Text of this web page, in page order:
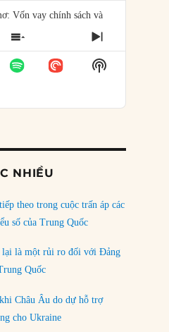
Vốn vay chính sách và
startup vay vốn
thành “phòng thí nghiệm”
Bản?
Các quỹ đầu tư mạo
cạnh chính trị của vốn
Chiến tranh Iran?
SHOW
EPISODES
LIST
NEXT
EPISODE
Show
Podcast
NHIỀU
theo trong cuộc trấn áp các
số của Trung Quốc
lại là một rủi ro đối với Đảng
Quốc
Châu Âu do dự hỗ trợ
cho Ukraine